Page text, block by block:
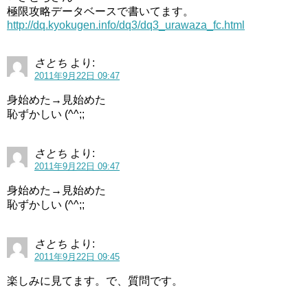
極限攻略データベースで書いてます。
http://dq.kyokugen.info/dq3/dq3_urawaza_fc.html
さとち より:
2011年9月22日 09:47
身始めた→見始めた
恥ずかしい (^^;;
さとち より:
2011年9月22日 09:47
身始めた→見始めた
恥ずかしい (^^;;
さとち より:
2011年9月22日 09:45
楽しみに見てます。で、質問です。